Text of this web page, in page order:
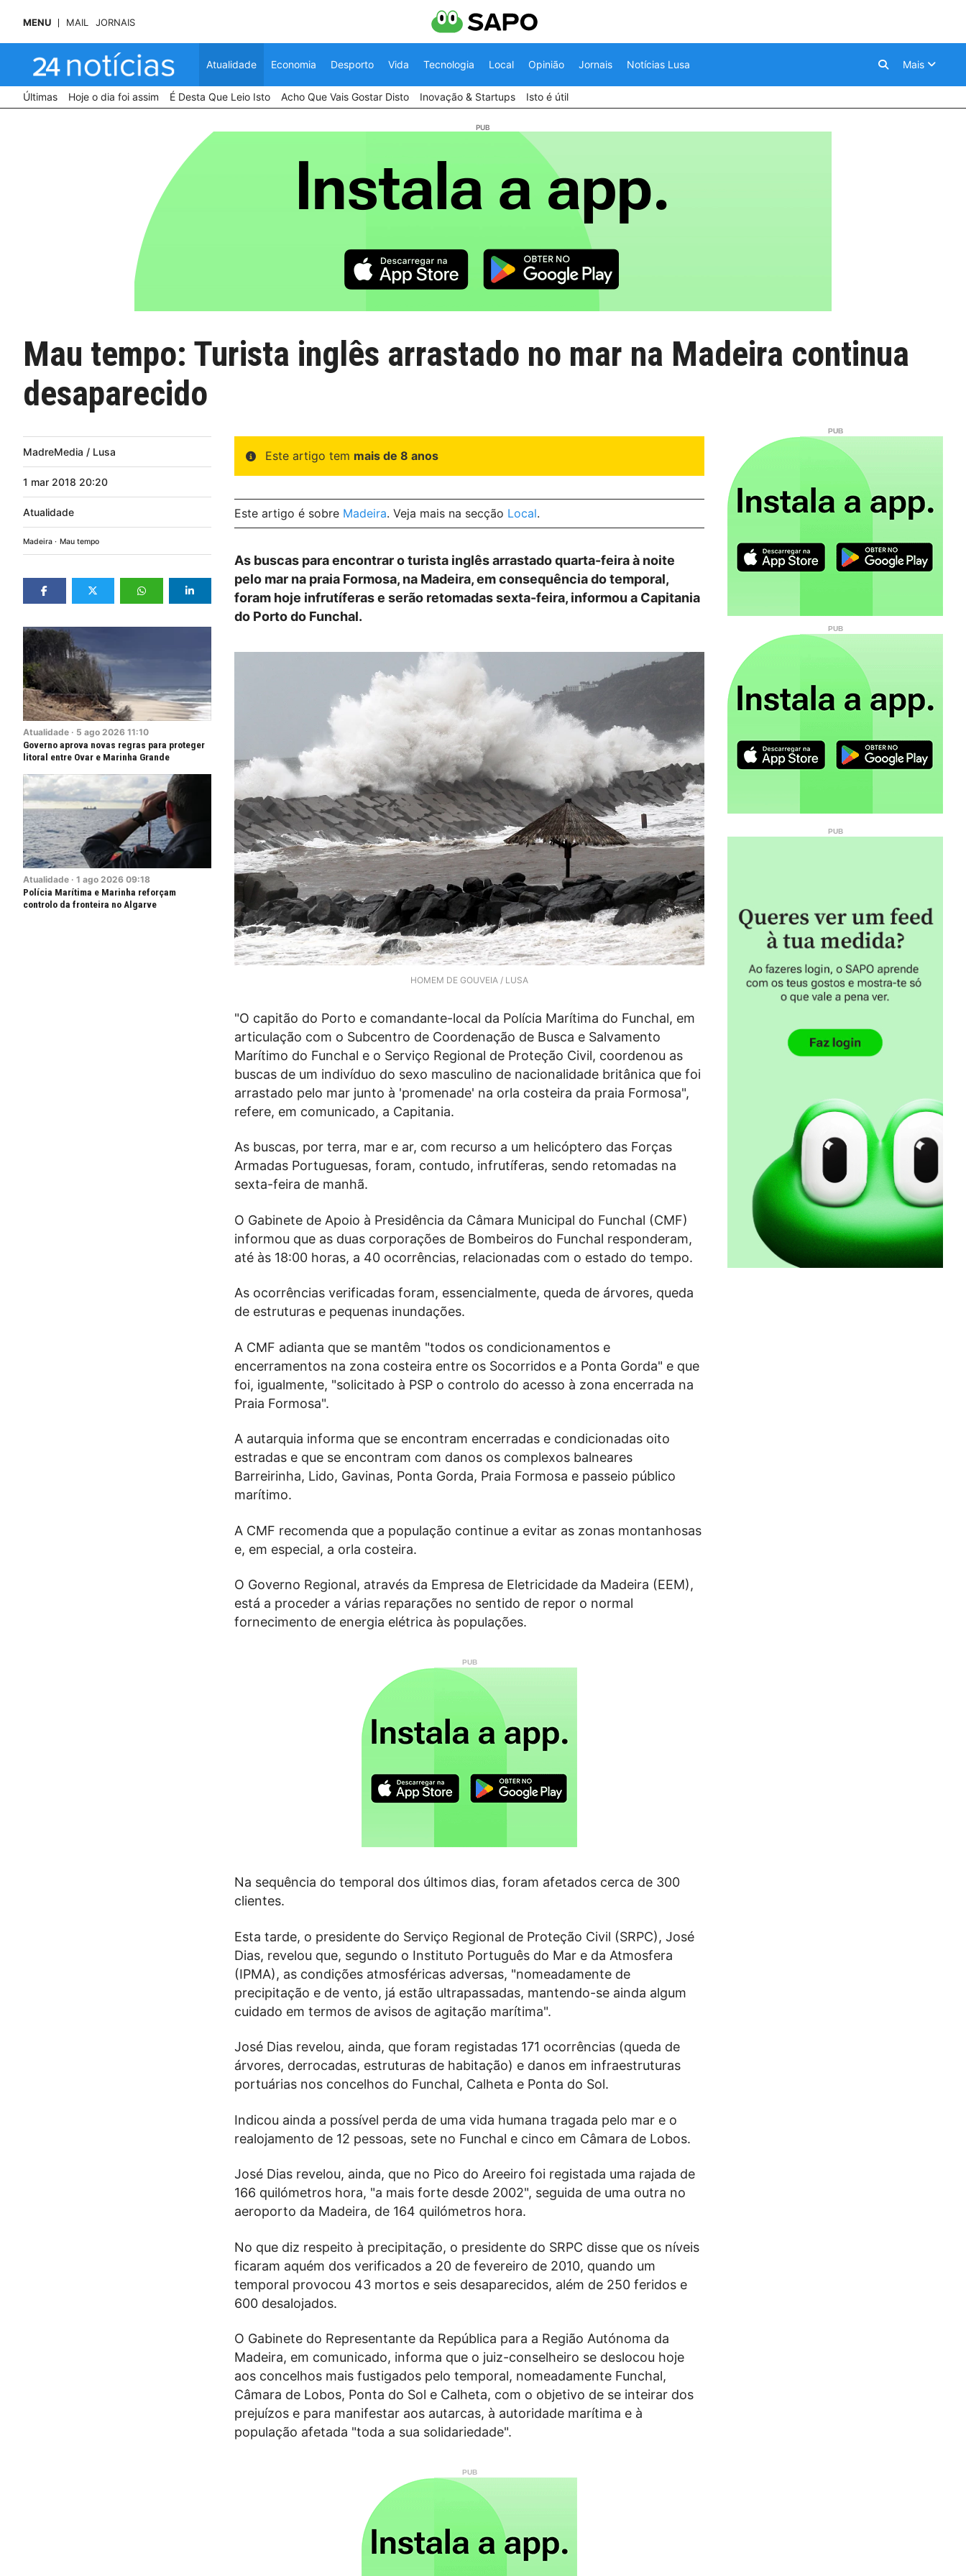
MENU MAIL JORNAIS
Atualidade Economia Desporto Vida Tecnologia Local Opinião Jornais Notícias Lusa Mais
Últimas Hoje o dia foi assim É Desta Que Leio Isto Acho Que Vais Gostar Disto Inovação & Startups Isto é útil
Mau tempo: Turista inglês arrastado no mar na Madeira continua
desaparecido
MadreMedia / Lusa
1 mar 2018 20:20
Atualidade
Madeira Mau tempo
Atualidade · 5 ago 2026 11:10
Governo aprova novas regras para proteger
litoral entre Ovar e Marinha Grande
Atualidade · 1 ago 2026 09:18
Polícia Marítima e Marinha reforçam
controlo da fronteira no Algarve
Este artigo tem mais de 8 anos
Este artigo é sobre Madeira. Veja mais na secção Local.
As buscas para encontrar o turista inglês arrastado quarta-feira à noite
pelo mar na praia Formosa, na Madeira, em consequência do temporal,
foram hoje infrutíferas e serão retomadas sexta-feira, informou a Capitania
do Porto do Funchal.
HOMEM DE GOUVEIA / LUSA
"O capitão do Porto e comandante-local da Polícia Marítima do Funchal, em
articulação com o Subcentro de Coordenação de Busca e Salvamento
Marítimo do Funchal e o Serviço Regional de Proteção Civil, coordenou as
buscas de um indivíduo do sexo masculino de nacionalidade britânica que foi
arrastado pelo mar junto à 'promenade' na orla costeira da praia Formosa",
refere, em comunicado, a Capitania.
As buscas, por terra, mar e ar, com recurso a um helicóptero das Forças
Armadas Portuguesas, foram, contudo, infrutíferas, sendo retomadas na
sexta-feira de manhã.
O Gabinete de Apoio à Presidência da Câmara Municipal do Funchal (CMF)
informou que as duas corporações de Bombeiros do Funchal responderam,
até às 18:00 horas, a 40 ocorrências, relacionadas com o estado do tempo.
As ocorrências verificadas foram, essencialmente, queda de árvores, queda
de estruturas e pequenas inundações.
A CMF adianta que se mantêm "todos os condicionamentos e
encerramentos na zona costeira entre os Socorridos e a Ponta Gorda" e que
foi, igualmente, "solicitado à PSP o controlo do acesso à zona encerrada na
Praia Formosa".
A autarquia informa que se encontram encerradas e condicionadas oito
estradas e que se encontram com danos os complexos balneares
Barreirinha, Lido, Gavinas, Ponta Gorda, Praia Formosa e passeio público
marítimo.
A CMF recomenda que a população continue a evitar as zonas montanhosas
e, em especial, a orla costeira.
O Governo Regional, através da Empresa de Eletricidade da Madeira (EEM),
está a proceder a várias reparações no sentido de repor o normal
fornecimento de energia elétrica às populações.
Na sequência do temporal dos últimos dias, foram afetados cerca de 300
clientes.
Esta tarde, o presidente do Serviço Regional de Proteção Civil (SRPC), José
Dias, revelou que, segundo o Instituto Português do Mar e da Atmosfera
(IPMA), as condições atmosféricas adversas, "nomeadamente de
precipitação e de vento, já estão ultrapassadas, mantendo-se ainda algum
cuidado em termos de avisos de agitação marítima".
José Dias revelou, ainda, que foram registadas 171 ocorrências (queda de
árvores, derrocadas, estruturas de habitação) e danos em infraestruturas
portuárias nos concelhos do Funchal, Calheta e Ponta do Sol.
Indicou ainda a possível perda de uma vida humana tragada pelo mar e o
realojamento de 12 pessoas, sete no Funchal e cinco em Câmara de Lobos.
José Dias revelou, ainda, que no Pico do Areeiro foi registada uma rajada de
166 quilómetros hora, "a mais forte desde 2002", seguida de uma outra no
aeroporto da Madeira, de 164 quilómetros hora.
No que diz respeito à precipitação, o presidente do SRPC disse que os níveis
ficaram aquém dos verificados a 20 de fevereiro de 2010, quando um
temporal provocou 43 mortos e seis desaparecidos, além de 250 feridos e
600 desalojados.
O Gabinete do Representante da República para a Região Autónoma da
Madeira, em comunicado, informa que o juiz-conselheiro se deslocou hoje
aos concelhos mais fustigados pelo temporal, nomeadamente Funchal,
Câmara de Lobos, Ponta do Sol e Calheta, com o objetivo de se inteirar dos
prejuízos e para manifestar aos autarcas, à autoridade marítima e à
população afetada "toda a sua solidariedade".